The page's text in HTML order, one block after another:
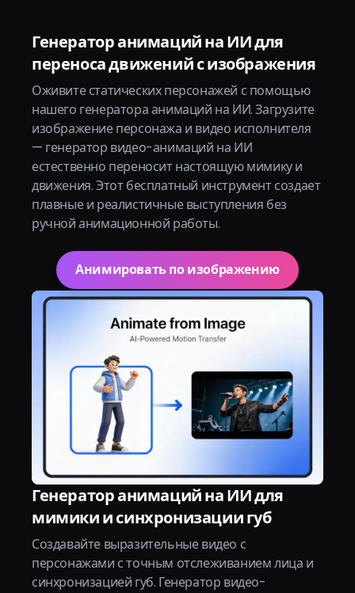
Генератор анимаций на ИИ для
переноса движений с изображения
Оживите статических персонажей с помощью
нашего генератора анимаций на ИИ. Загрузите
изображение персонажа и видео исполнителя
— генератор видео-анимаций на ИИ
естественно переносит настоящую мимику и
движения. Этот бесплатный инструмент создает
плавные и реалистичные выступления без
ручной анимационной работы.
Анимировать по изображению
Генератор анимаций на ИИ для
мимики и синхронизации губ
Создавайте выразительные видео с
персонажами с точным отслеживанием лица и
синхронизацией губ. Генератор видео-